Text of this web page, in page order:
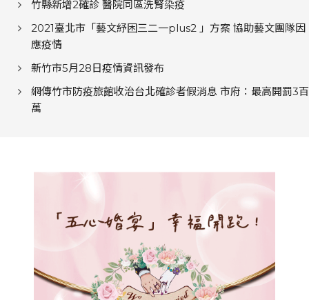
竹縣新增2確診 醫院同區洗腎染疫
2021臺北市「藝文紓困三二一plus2 」方案 協助藝文團隊因
應疫情
新竹市5月28日疫情資訊發布
網傳竹市防疫旅館收治台北確診者假消息 市府：最高開罰3百
萬